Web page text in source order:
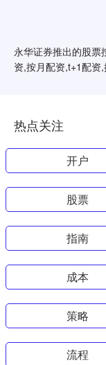
永华证券推出的股票
资,按月配资,t+1配资,
热点关注
开户
股票
指南
成本
策略
流程